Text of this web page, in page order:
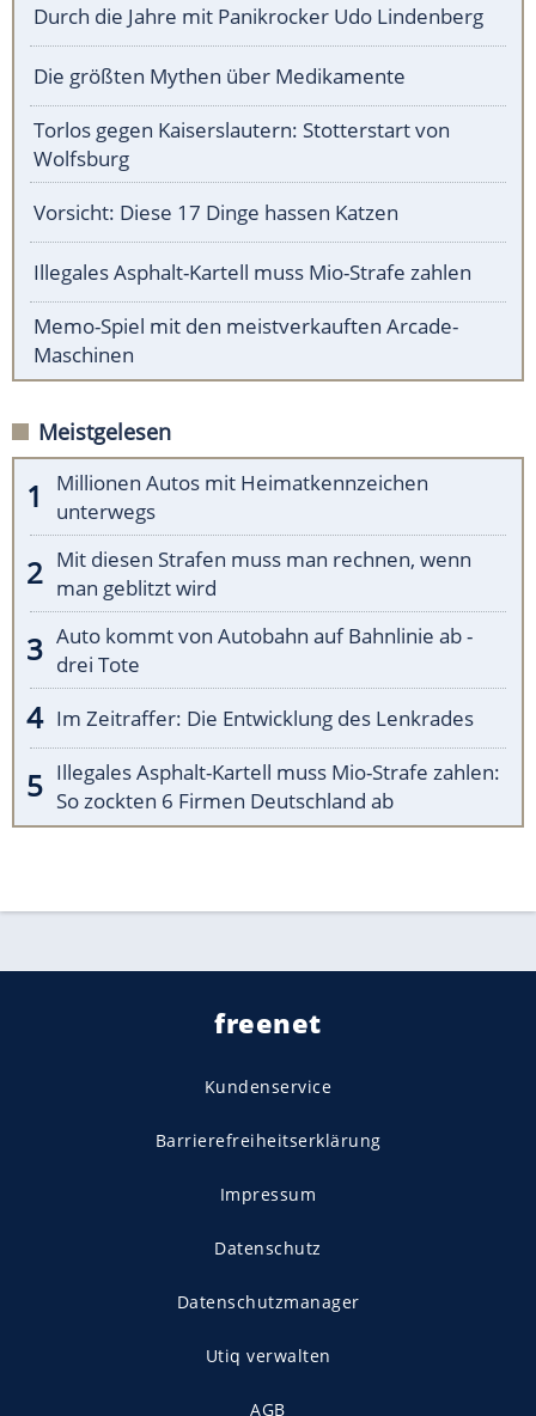
Durch die Jahre mit Panikrocker Udo Lindenberg
Die größten Mythen über Medikamente
Torlos gegen Kaiserslautern: Stotterstart von
Wolfsburg
Vorsicht: Diese 17 Dinge hassen Katzen
Illegales Asphalt-Kartell muss Mio-Strafe zahlen
Memo-Spiel mit den meistverkauften Arcade-
Maschinen
Meistgelesen
Millionen Autos mit Heimatkennzeichen
unterwegs
Mit diesen Strafen muss man rechnen, wenn
man geblitzt wird
Auto kommt von Autobahn auf Bahnlinie ab -
drei Tote
Im Zeitraffer: Die Entwicklung des Lenkrades
Illegales Asphalt-Kartell muss Mio-Strafe zahlen:
So zockten 6 Firmen Deutschland ab
freenet
Kundenservice
Barrierefreiheitserklärung
Impressum
Datenschutz
Datenschutzmanager
Utiq verwalten
AGB